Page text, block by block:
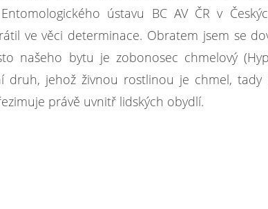
ústavu BC AV ČR v
ve věci determinace. Obratem jsem se
našeho bytu je zobonosec chmelový
druh, jehož živnou rostlinou je chmel, tady
právě uvnitř lidských obydlí.